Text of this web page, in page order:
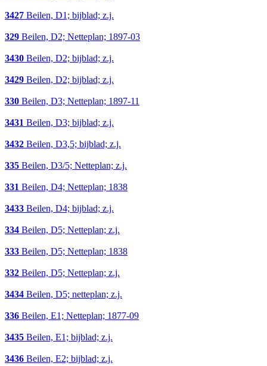
3427 Beilen, D1; bijblad; z.j.
329 Beilen, D2; Netteplan; 1897-03
3430 Beilen, D2; bijblad; z.j.
3429 Beilen, D2; bijblad; z.j.
330 Beilen, D3; Netteplan; 1897-11
3431 Beilen, D3; bijblad; z.j.
3432 Beilen, D3,5; bijblad; z.j.
335 Beilen, D3/5; Netteplan; z.j.
331 Beilen, D4; Netteplan; 1838
3433 Beilen, D4; bijblad; z.j.
334 Beilen, D5; Netteplan; z.j.
333 Beilen, D5; Netteplan; 1838
332 Beilen, D5; Netteplan; z.j.
3434 Beilen, D5; netteplan; z.j.
336 Beilen, E1; Netteplan; 1877-09
3435 Beilen, E1; bijblad; z.j.
3436 Beilen, E2; bijblad; z.j.